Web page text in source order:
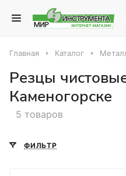
Главная Каталог
Резцы
Каменогорске
5 товаров
ФИЛЬТР